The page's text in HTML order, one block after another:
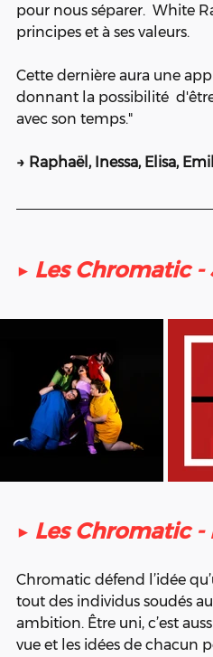
pour nous séparer.  White
principes et à ses valeurs.
Cette dernière aura une
donnant la possibilité
avec son temps."
→ Raphaël, Inessa, Elisa,
▶ Les Chromatic
▶ Les Chromatic -
Chromatic défend l’idée
tout des individus soudés
ambition. Être uni, c’est
vue et les idées de chacun